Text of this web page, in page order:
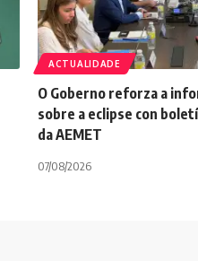
ACTUALIDADE
O Goberno reforza a
sobre a eclipse con
da AEMET
07/08/2026